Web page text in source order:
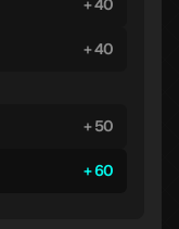
40
40
50
60